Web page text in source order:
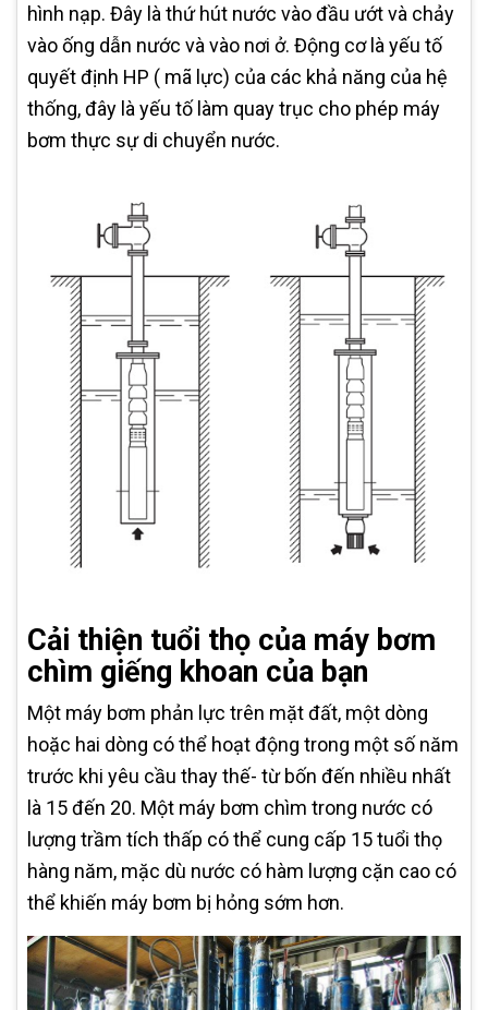
hình nạp. Đây là thứ hút nước vào đầu ướt và chảy
vào ống dẫn nước và vào nơi ở. Động cơ là yếu tố
quyết định HP ( mã lực) của các khả năng của hệ
thống, đây là yếu tố làm quay trục cho phép máy
bơm thực sự di chuyển nước.
Cải thiện tuổi thọ của máy bơm
chìm giếng khoan của bạn
Một máy bơm phản lực trên mặt đất, một dòng
hoặc hai dòng có thể hoạt động trong một số năm
trước khi yêu cầu thay thế- từ bốn đến nhiều nhất
là 15 đến 20. Một máy bơm chìm trong nước có
lượng trầm tích thấp có thể cung cấp 15 tuổi thọ
hàng năm, mặc dù nước có hàm lượng cặn cao có
thể khiến máy bơm bị hỏng sớm hơn.